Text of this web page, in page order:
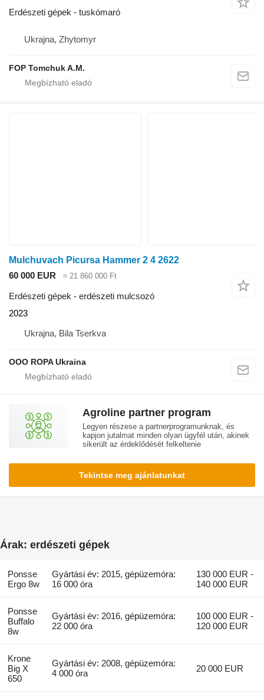
Erdészeti gépek - tuskómaró
Ukrajna, Zhytomyr
FOP Tomchuk A.M.
Mulchuvach Picursa Hammer 2 4 2622
60 000 EUR
≈ 21 860 000 Ft
Erdészeti gépek - erdészeti mulcsozó
2023
Ukrajna, Bila Tserkva
OOO ROPA Ukraina
Agroline partner program
Legyen részese a partnerprogramunknak, és
kapjon jutalmat minden olyan ügyfél után, akinek
sikerült az érdeklődését felkeltenie
Tekintse meg ajánlatunkat
Árak: erdészeti gépek
Ponsse
Ergo 8w
Gyártási év: 2015, gépüzemóra:
16 000 óra
130 000 EUR -
140 000 EUR
Ponsse
Buffalo
8w
Gyártási év: 2016, gépüzemóra:
22 000 óra
100 000 EUR -
120 000 EUR
Krone
Big X
650
Gyártási év: 2008, gépüzemóra:
4 000 óra
20 000 EUR